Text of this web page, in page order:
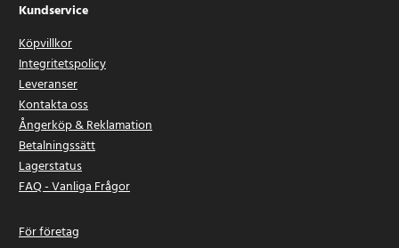
Kundservice
Köpvillkor
Integritetspolicy
Leveranser
Kontakta oss
Ångerköp & Reklamation
Betalningssätt
Lagerstatus
FAQ - Vanliga Frågor
För företag